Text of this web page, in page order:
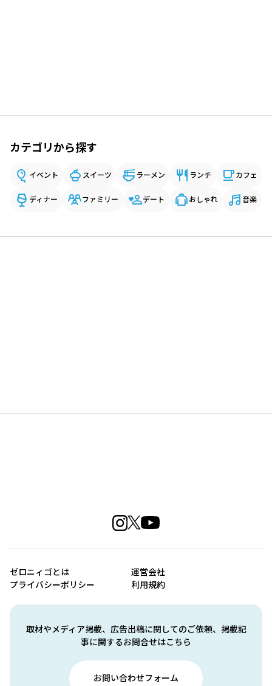
カテゴリから探す
イベント スイーツ ラーメン ランチ カフェ
ディナー ファミリー デート おしゃれ 音楽
取材やメディア掲載、広告出稿に関してのご依頼、掲載記
事に関するお問合せはこちら
お問い合わせフォーム
ゼロニィゴとは
運営会社
プライバシーポリシー
利用規約